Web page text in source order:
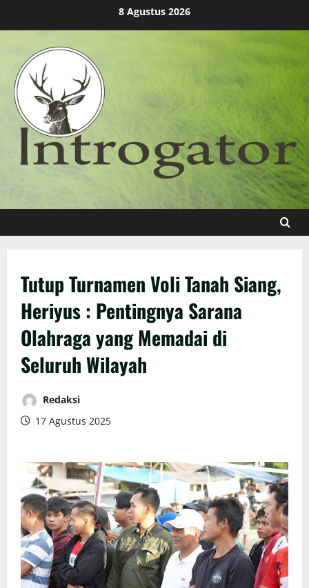
8 Agustus 2026
Tutup Turnamen Voli Tanah Siang,
Heriyus : Pentingnya Sarana
Olahraga yang Memadai di
Seluruh Wilayah
Redaksi
17 Agustus 2025